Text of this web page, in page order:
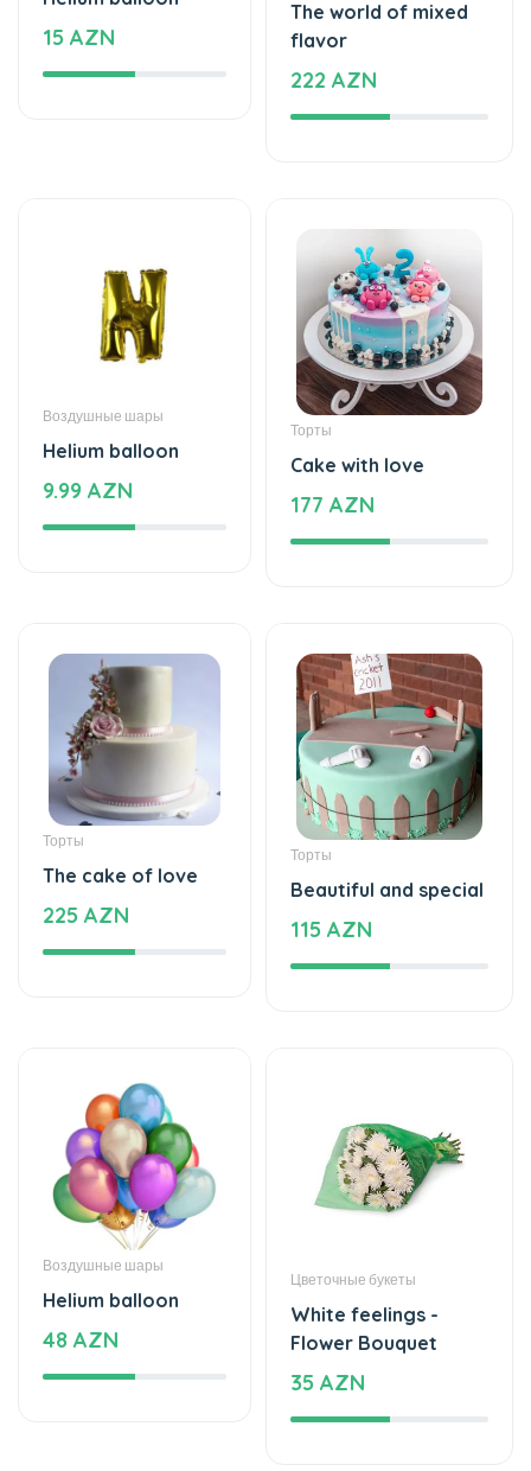
Воздушные шары
Helium balloon
9.99 AZN
Торты
Cake with love
177 AZN
Торты
The cake of love
225 AZN
Торты
Beautiful and special
115 AZN
Воздушные шары
Helium balloon
48 AZN
Цветочные букеты
White feelings -
Flower Bouquet